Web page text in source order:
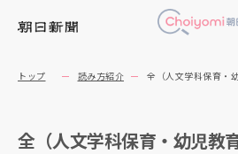
トップ 読み方紹介 全（人文学科保育・
全（人文学科保育・幼児教